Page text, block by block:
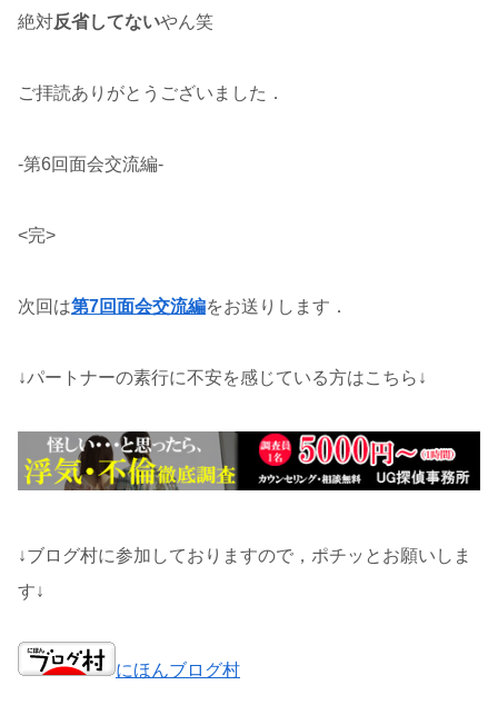
絶対反省してないやん笑
ご拝読ありがとうございました．
-第6回面会交流編-
<完>
次回は第7回面会交流編をお送りします．
↓パートナーの素行に不安を感じている方はこちら↓
↓ブログ村に参加しておりますので，ポチッとお願いしま
す↓
にほんブログ村